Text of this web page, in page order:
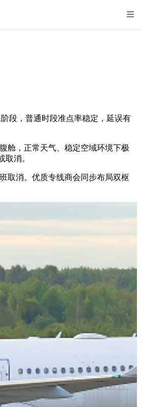
段，普通时段准点率稳定，延误有
舱，正常天气、稳定空域环境下极
消。
取消。优质专线商会同步布局双枢